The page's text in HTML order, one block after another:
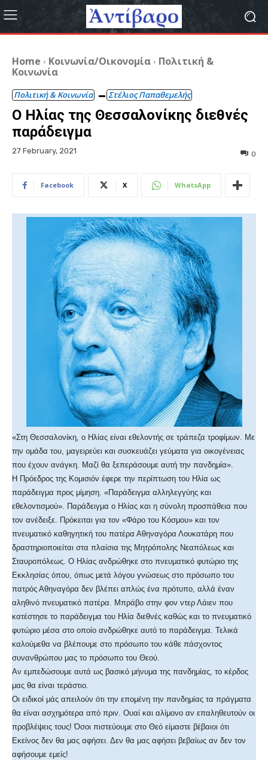
Home Κοινωνία/Οικονομία
Πολιτική &
Κοινωνία
Πολιτική & Κοινωνία Στέλιος Παπαθεμελής
Ο Ηλίας της Θεσσαλονίκης διεθνές
παράδειγμα
27 February, 2021 0
Facebook X WhatsApp
«Στη Θεσσαλονίκη, ο Ηλίας είναι εθελοντής σε τράπεζα τροφίμων. Με
την ομάδα του, μαγειρεύει και συσκευάζει γεύματα για οικογένειας
που έχουν ανάγκη. Μαζί θα ξεπεράσουμε αυτή την πανδημία».
Η Πρόεδρος της Κομισιόν έφερε την περίπτωση του Ηλία ως
παράδειγμα προς μίμηση. «Παράδειγμα αλληλεγγύης και
εθελοντισμού». Παράδειγμα ο Ηλίας και η σύνολη προσπάθεια που
τον ανέδειξε. Πρόκειται για τον «Φάρο του Κόσμου» και τον
πνευματικό καθηγητική του πατέρα Αθηναγόρα Λουκατάρη που
δραστηριοποιείται στα πλαίσια της Μητρόπολης Νεαπόλεως και
Σταυροπόλεως. Ο Ηλίας ανδρώθηκε στο πνευματικό φυτώριο της
Εκκλησίας όπου, όπως μετά λόγου γνώσεως στο πρόσωπο του
πατρός Αθηναγόρα δεν βλέπει απλώς ένα πρότυπο, αλλά έναν
αληθινό πνευματικό πατέρα. Μπράβο στην φον ντερ Λάιεν που
κατέστησε το παράδειγμα του Ηλία διεθνές καθώς και το πνευματικό
φυτώριο μέσα στο οποίο ανδρώθηκε αυτό το παράδειγμα. Τελικά
καλούμεθα να βλέπουμε στο πρόσωπο του κάθε πάσχοντος
συνανθρώπου μας το πρόσωπο του Θεού.
Αν εμπεδώσουμε αυτά ως βασικό μήνυμα της πανδημίας, το κέρδος
μας θα είναι τεράστιο.
Οι ειδικοί μάς απειλούν ότι την επομένη την πανδημίας τα πράγματα
θα είναι ασχημότερα από πριν. Ουαί και αλίμονο αν επαληθευτούν οι
προβλέψεις τους! Όσοι πιστεύουμε στο Θεό είμαστε βέβαιοι ότι
Εκείνος δεν θα μας αφήσει. Δεν θα μας αφήσει βεβαίως αν δεν τον
αφήσουμε εμείς!